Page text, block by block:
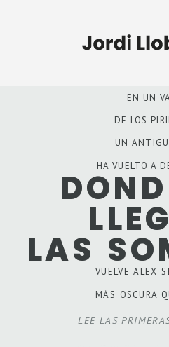
EN UN
DE LOS
UN
HA VUELTO A
LASVUELVE ALEX
MÁS OSCURA
LEE LAS